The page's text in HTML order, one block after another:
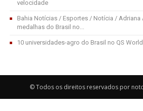
velocidade
Bahia Notícias / Esportes / Notícia / Adriana
medalhas do Brasil no...
10 universidades-agro do Brasil no QS
© Todos os direitos reservados por